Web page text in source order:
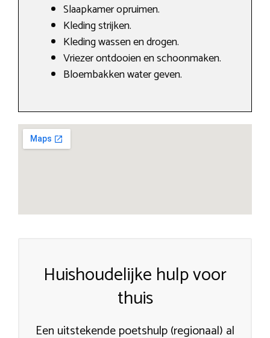
Slaapkamer opruimen.
Kleding strijken.
Kleding wassen en drogen.
Vriezer ontdooien en schoonmaken.
Bloembakken water geven.
Huishoudelijke hulp voor
thuis
Een uitstekende poetshulp (regionaal) al